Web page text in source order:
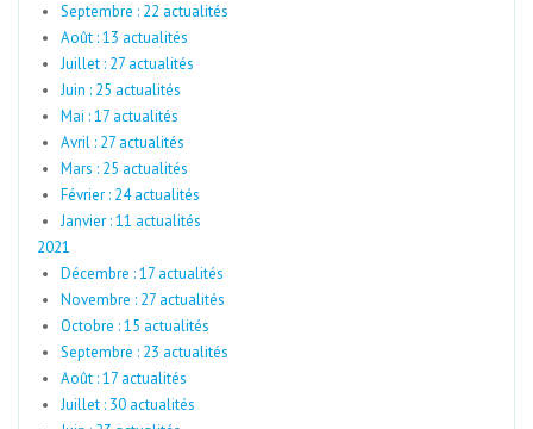
Septembre : 22 actualités
Août : 13 actualités
Juillet : 27 actualités
Juin : 25 actualités
Mai : 17 actualités
Avril : 27 actualités
Mars : 25 actualités
Février : 24 actualités
Janvier : 11 actualités
2021
Décembre : 17 actualités
Novembre : 27 actualités
Octobre : 15 actualités
Septembre : 23 actualités
Août : 17 actualités
Juillet : 30 actualités